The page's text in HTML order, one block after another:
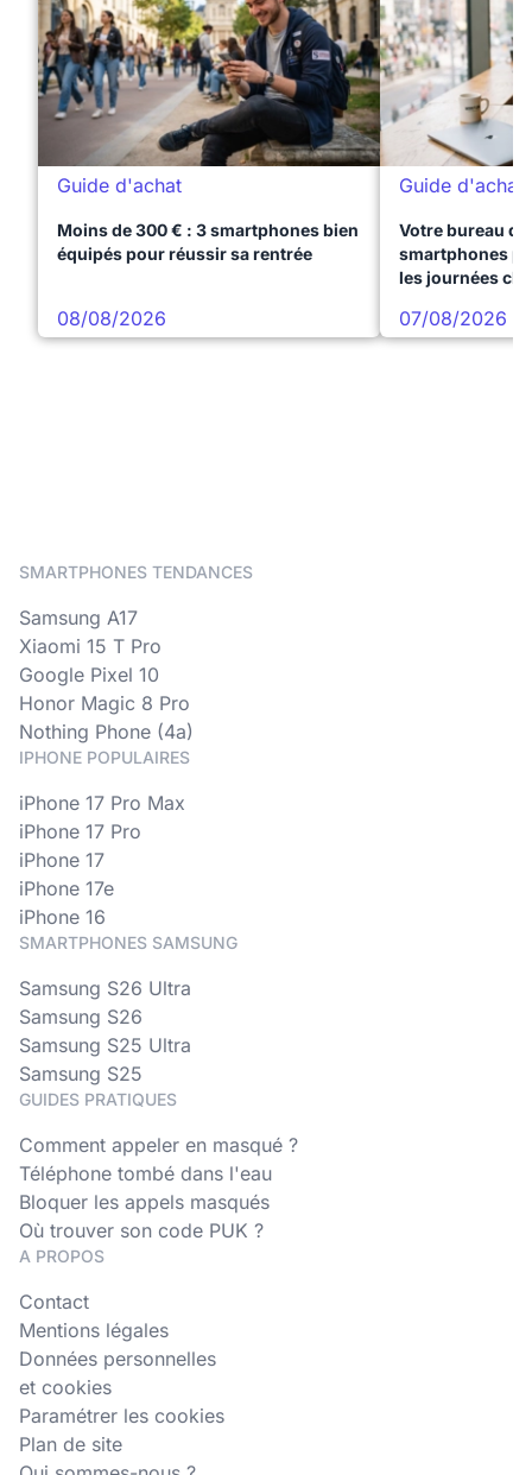
Guide d'achat
Moins de 300 € : 3 smartphones bien
équipés pour réussir sa rentrée
08/08/2026
Guide d'achat
Votre bureau
smartphones
les journées
07/08/2026
SMARTPHONES TENDANCES
Samsung A17
Xiaomi 15 T Pro
Google Pixel 10
Honor Magic 8 Pro
Nothing Phone (4a)
IPHONE POPULAIRES
iPhone 17 Pro Max
iPhone 17 Pro
iPhone 17
iPhone 17e
iPhone 16
SMARTPHONES SAMSUNG
Samsung S26 Ultra
Samsung S26
Samsung S25 Ultra
Samsung S25
GUIDES PRATIQUES
Comment appeler en masqué ?
Téléphone tombé dans l'eau
Bloquer les appels masqués
Où trouver son code PUK ?
A PROPOS
Contact
Mentions légales
Données personnelles
et cookies
Paramétrer les cookies
Plan de site